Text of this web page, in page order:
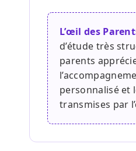
L’œil des
d’étude très
parents
personnalisé et
transmises par